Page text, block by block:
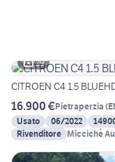
29
CITROEN C4 1.5
16.900 €Pietraperzia (
Usato
06/2022
Rivenditore Miccichè